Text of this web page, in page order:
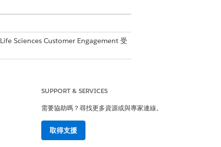
Sciences Customer Engagement 受
集
作。請參閱「快速與自訂動作管
SUPPORT & SERVICES
需要協助嗎？尋找更多資源或與專家連線。
取得支援